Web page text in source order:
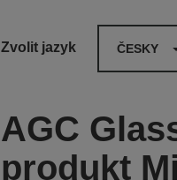
Zvolit jazyk ČESKY
AGC
produkt